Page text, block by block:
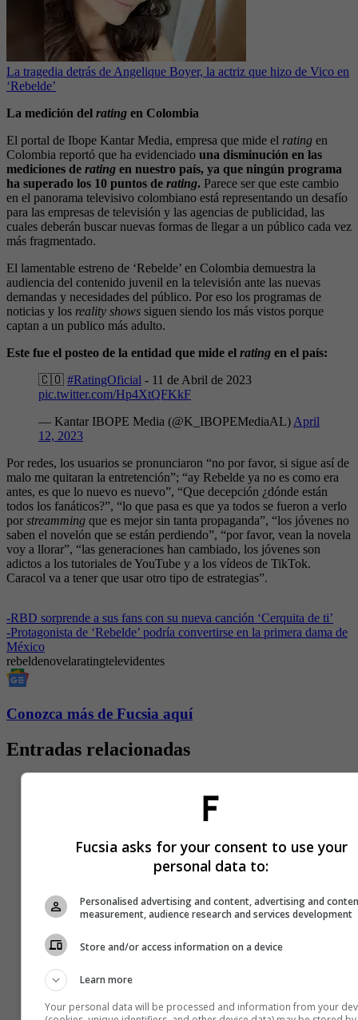
La tragedia detrás de Angelique Boyer, la actriz que hizo de Vico en
‘Rebelde’
La medición del rating en Colombia
El portal de Ibope Kantar Media, empresa que mide el rating en
Colombia reportó que ha evidenciado una disminución en las
mediciones de rating en nuestro país, ya que ningún programa
ha superado los 10 puntos de rating. Parece ser que este cambio
en el panorama televisivo colombiano está representando un desafío
para las empresas de televisión y las agencias de publicidad, las
cuales deberán buscar nuevas formas de llegar a un público cada vez
más fragmentado.
El lamentable estreno de ‘Rebelde’ en Colombia demuestra la
audiencia del contenido juvenil en la televisión ante las nuevas
demandas y necesidades del público. Por eso los programas de
noticias y los reality shows siguen siendo los más vistos porque
captan a un publico más adulto.
Este fue el posteo de la entidad que mide el rating en el país:
🇨🇴 #RatingOficial - 11 de Abril de 2023
pic.twitter.com/Hp4XtQFKkF
— Kantar IBOPE Media (@K_IBOPEMediaAL) April
12, 2023
Por redes, los usuarios se pronunciaron “no por favor, si sigue así de
malo me quitaran la entretención”; “ay Rebelde ya no es como era
antes, es que lo nuevo es nuevo”, “Que decepción ¿dónde están
todos los fanáticos?”, “lo que pasa es que ya todos se fueron a verlo
por streamming que es mejor sin tanta propaganda”, “los jóvenes no
saben el novelón que se están perdiendo”, “por favor, vean la novela
voy a llorar”, “las generaciones han cambiado, los jóvenes son
adictos a los tutoriales de YouTube y a los vídeos de TikTok.
Caracol va a tener que usar otro tipo de estrategias”.
-RBD sorprende a sus fans con su nueva canción ‘Cerquita de ti’
-Protagonista de ‘Rebelde’ podría convertirse en la primera dama de
México
rebeldenovelaratingtelevidentes
Conozca más de Fucsia aquí
Entradas relacionadas
Fucsia asks for your consent to use your
personal data to:
Personalised advertising and content, advertising and
measurement, audience research and services development
Store and/or access information on a device
Learn more
Your personal data will be processed and information from your